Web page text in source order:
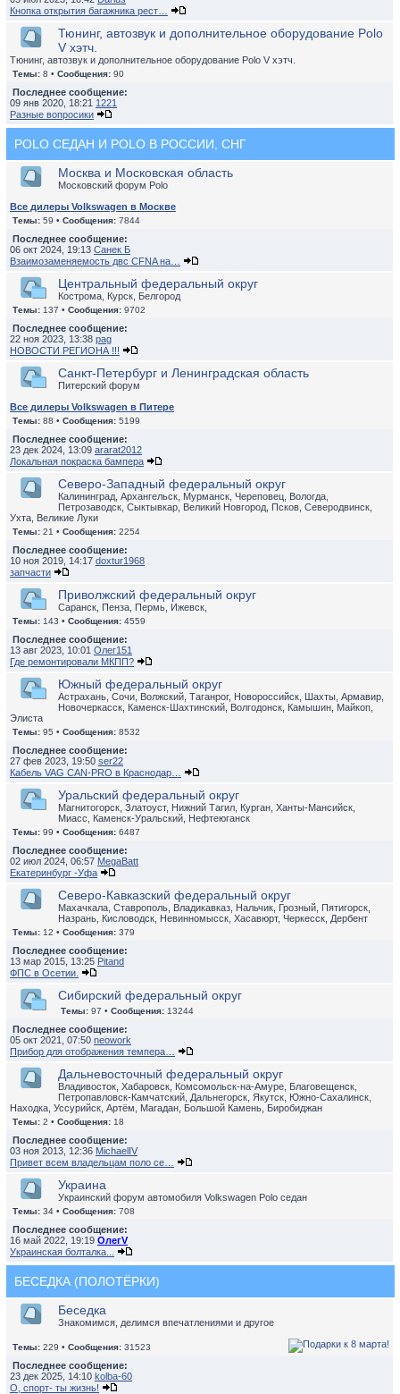
Кнопка открытия багажника рест…
Тюнинг, автозвук и дополнительное оборудование Polo
V хэтч.
Тюнинг, автозвук и дополнительное оборудование Polo V хэтч.
Темы: 8 • Сообщения: 90
Последнее сообщение:
09 янв 2020, 18:21 1221
Разные вопросики
POLO СЕДАН И POLO В РОССИИ, СНГ
Москва и Московская область
Московский форум Polo
Все дилеры Volkswagen в Москве
Темы: 59 • Сообщения: 7844
Последнее сообщение:
06 окт 2024, 19:13 Санек Б
Взаимозаменяемость двс CFNA на…
Центральный федеральный округ
Кострома, Курск, Белгород
Темы: 137 • Сообщения: 9702
Последнее сообщение:
22 ноя 2023, 13:38 pag
НОВОСТИ РЕГИОНА !!!
Санкт-Петербург и Ленинградская область
Питерский форум
Все дилеры Volkswagen в Питере
Темы: 88 • Сообщения: 5199
Последнее сообщение:
23 дек 2024, 13:09 ararat2012
Локальная покраска бампера
Северо-Западный федеральный округ
Калининград, Архангельск, Мурманск, Череповец, Вологда,
Петрозаводск, Сыктывкар, Великий Новгород, Псков, Северодвинск,
Ухта, Великие Луки
Темы: 21 • Сообщения: 2254
Последнее сообщение:
10 ноя 2019, 14:17 doxtur1968
запчасти
Приволжский федеральный округ
Саранск, Пенза, Пермь, Ижевск,
Темы: 143 • Сообщения: 4559
Последнее сообщение:
13 авг 2023, 10:01 Олег151
Где ремонтировали МКПП?
Южный федеральный округ
Астрахань, Сочи, Волжский, Таганрог, Новороссийск, Шахты, Армавир,
Новочеркасск, Каменск-Шахтинский, Волгодонск, Камышин, Майкоп,
Элиста
Темы: 95 • Сообщения: 8532
Последнее сообщение:
27 фев 2023, 19:50 ser22
Кабель VAG CAN-PRO в Краснодар…
Уральский федеральный округ
Магнитогорск, Златоуст, Нижний Тагил, Курган, Ханты-Мансийск,
Миасс, Каменск-Уральский, Нефтеюганск
Темы: 99 • Сообщения: 6487
Последнее сообщение:
02 июл 2024, 06:57 MegaBatt
Екатеринбург -Уфа
Северо-Кавказский федеральный округ
Махачкала, Ставрополь, Владикавказ, Нальчик, Грозный, Пятигорск,
Назрань, Кисловодск, Невинномысск, Хасавюрт, Черкесск, Дербент
Темы: 12 • Сообщения: 379
Последнее сообщение:
13 мар 2015, 13:25 Pitand
ФПС в Осетии.
Сибирский федеральный округ
Темы: 97 • Сообщения: 13244
Последнее сообщение:
05 окт 2021, 07:50 neowork
Прибор для отображения темпера…
Дальневосточный федеральный округ
Владивосток, Хабаровск, Комсомольск-на-Амуре, Благовещенск,
Петропавловск-Камчатский, Дальнегорск, Якутск, Южно-Сахалинск,
Находка, Уссурийск, Артём, Магадан, Большой Камень, Биробиджан
Темы: 2 • Сообщения: 18
Последнее сообщение:
03 ноя 2013, 12:36 MichaelIV
Привет всем владельцам поло се…
Украина
Украинский форум автомобиля Volkswagen Polo седан
Темы: 34 • Сообщения: 708
Последнее сообщение:
16 май 2022, 19:19 ОлегV
Украинская болталка...
БЕСЕДКА (ПОЛОТЁРКИ)
Беседка
Знакомимся, делимся впечатлениями и другое
Темы: 229 • Сообщения: 31523
Последнее сообщение:
23 дек 2025, 14:10 kolba-60
О, спорт- ты жизнь!